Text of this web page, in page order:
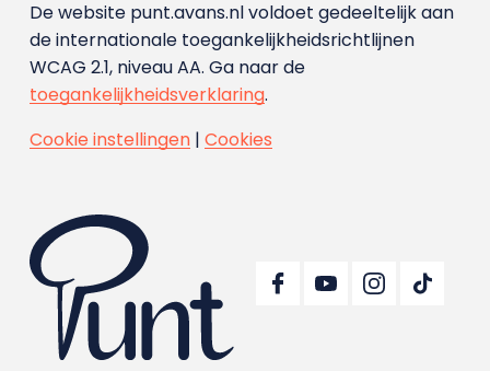
De website punt.avans.nl voldoet gedeeltelijk aan
de internationale toegankelijkheidsrichtlijnen
WCAG 2.1, niveau AA. Ga naar de
toegankelijkheidsverklaring.
Cookie instellingen| Cookies